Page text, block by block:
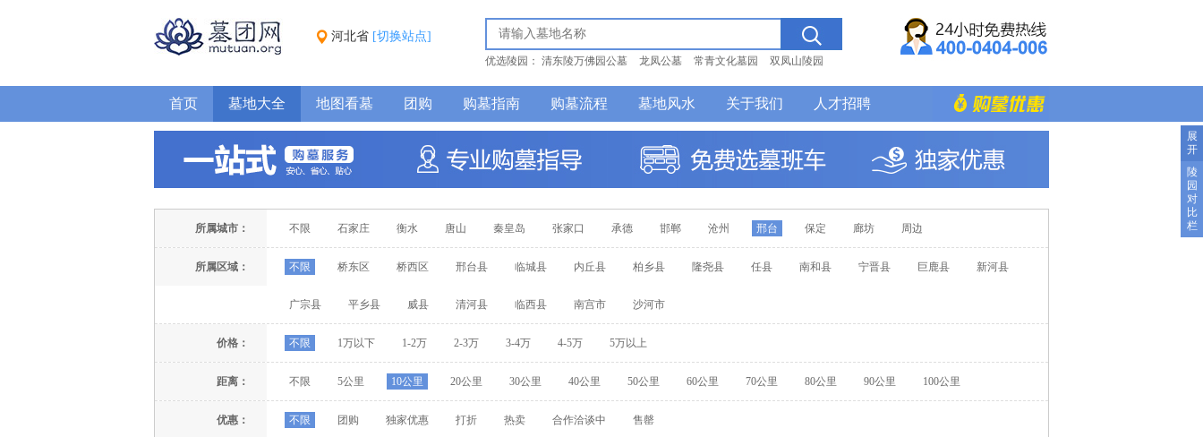
河北省 [切换站点]
优选陵园： 清东陵万佛园公墓 龙凤公墓 常青文化墓园
双凤山陵园
首页 墓地大全 地图看墓 团购 购墓指南 购墓流程 墓地风水 关于我们 人才招聘
所属城市： 不限 石家庄 衡水 唐山 秦皇岛 张家口 承德 邯郸 沧州 邢台 保定 廊坊 周边
所属区域： 不限 桥东区 桥西区 邢台县 临城县 内丘县 柏乡县 隆尧县 任县 南和县 宁晋县 巨鹿县 新河县
广宗县 平乡县 威县 清河县 临西县 南宫市 沙河市
价格： 不限 1万以下 1-2万 2-3万 3-4万 4-5万 5万以上
距离： 不限 5公里 10公里 20公里 30公里 40公里 50公里 60公里 70公里 80公里 90公里 100公里
优惠： 不限 团购 独家优惠 打折 热卖 合作洽谈中 售罄
展
开
陵
园
对
比
栏